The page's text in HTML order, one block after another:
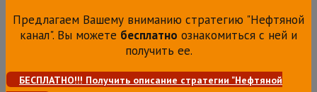
Предлагаем Вашему вниманию стратегию "Нефтяной
канал". Вы можете бесплатно ознакомиться с ней и
получить ее.
БЕСПЛАТНО!!! Получить описание стратегии "Нефтяной